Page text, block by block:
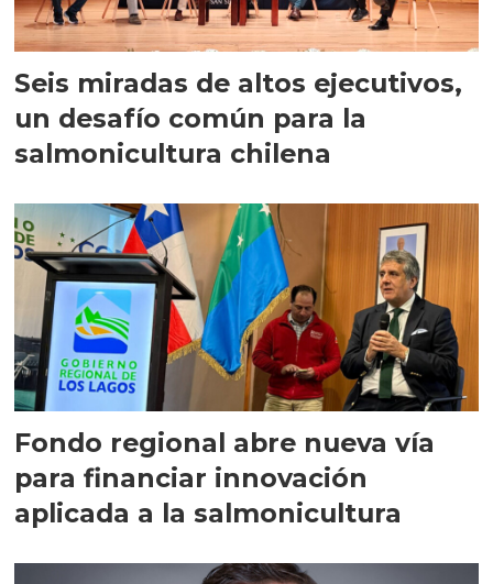
Seis miradas de altos ejecutivos,
un desafío común para la
salmonicultura chilena
Fondo regional abre nueva vía
para financiar innovación
aplicada a la salmonicultura